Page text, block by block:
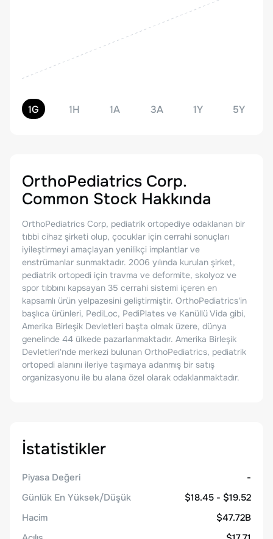
1G 1H 1A 3A 1Y 5Y
OrthoPediatrics Corp.
Common Stock Hakkında
OrthoPediatrics Corp, pediatrik ortopediye odaklanan bir
tıbbi cihaz şirketi olup, çocuklar için cerrahi sonuçları
iyileştirmeyi amaçlayan yenilikçi implantlar ve
enstrümanlar sunmaktadır. 2006 yılında kurulan şirket,
pediatrik ortopedi için travma ve deformite, skolyoz ve
spor tıbbını kapsayan 35 cerrahi sistemi içeren en
kapsamlı ürün yelpazesini geliştirmiştir. OrthoPediatrics'in
başlıca ürünleri, PediLoc, PediPlates ve Kanüllü Vida gibi,
Amerika Birleşik Devletleri başta olmak üzere, dünya
genelinde 44 ülkede pazarlanmaktadır. Amerika Birleşik
Devletleri'nde merkezi bulunan OrthoPediatrics, pediatrik
ortopedi alanını ileriye taşımaya adanmış bir satış
organizasyonu ile bu alana özel olarak odaklanmaktadır.
İstatistikler
Piyasa Değeri
-
Günlük En Yüksek/Düşük
$18.45 - $19.52
Hacim
$47.72B